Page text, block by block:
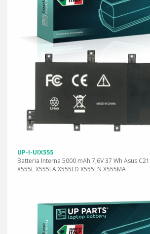
UP-I-UIX555
Batteria Interna 5000 mAh 7,6V 37 Wh Asus
X555L X555LA X555LD X555LN X555MA